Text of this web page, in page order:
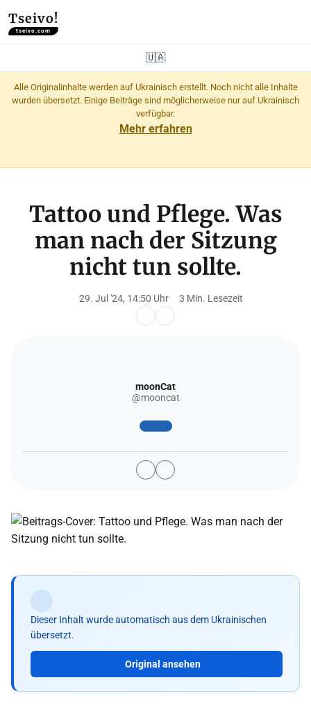
Tseivo!
tseivo.com
🇺🇦
Alle Originalinhalte werden auf Ukrainisch erstellt. Noch nicht alle Inhalte
wurden übersetzt. Einige Beiträge sind möglicherweise nur auf Ukrainisch
verfügbar.
Mehr erfahren
Tattoo und Pflege. Was
man nach der Sitzung
nicht tun sollte.
29. Jul '24, 14:50 Uhr 3 Min. Lesezeit
moonCat
@mooncat
Dieser Inhalt wurde automatisch aus dem Ukrainischen
übersetzt.
Original ansehen